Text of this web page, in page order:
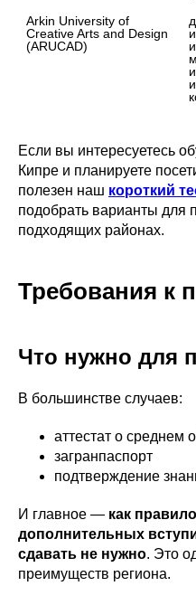
Arkin University of
Creative Arts and Design
(ARUCAD)
Если вы интересуетесь
Кипре и планируете
полезен наш короткий
подобрать варианты для
подходящих районах.
Требования к
Что нужно для
В большинстве случаев:
аттестат о среднем
загранпаспорт
подтверждение
И главное — как
дополнительных
сдавать не нужно. Это
преимуществ региона.